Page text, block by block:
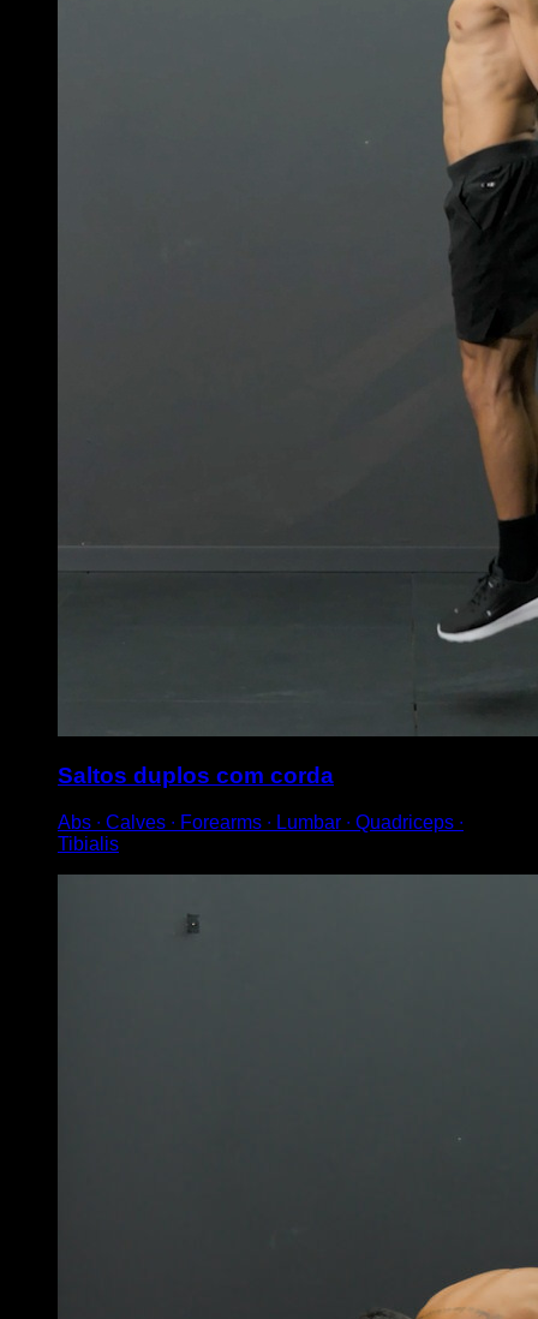
Saltos duplos com corda
Abs ∙ Calves ∙ Forearms ∙ Lumbar ∙ Quadriceps ∙
Tibialis